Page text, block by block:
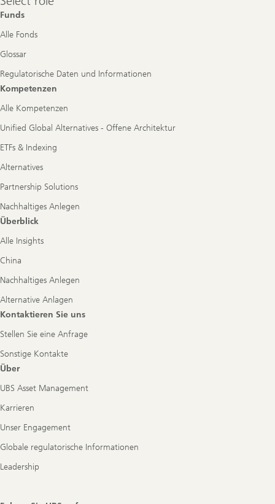
role
Funds
Alle Fonds
Glossar
Regulatorische Daten und Informationen
Kompetenzen
Alle Kompetenzen
Unified Global Alternatives - Offene Architektur
ETFs & Indexing
Alternatives
Partnership Solutions
Nachhaltiges Anlegen
Überblick
Alle Insights
China
Nachhaltiges Anlegen
Alternative Anlagen
Kontaktieren Sie uns
Stellen Sie eine Anfrage
Sonstige Kontakte
Über
UBS Asset Management
Karrieren
Unser Engagement
Globale regulatorische Informationen
Leadership